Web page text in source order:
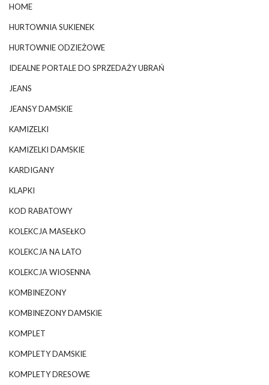
HOME
HURTOWNIA SUKIENEK
HURTOWNIE ODZIEŻOWE
IDEALNE PORTALE DO SPRZEDAŻY UBRAŃ
JEANS
JEANSY DAMSKIE
KAMIZELKI
KAMIZELKI DAMSKIE
KARDIGANY
KLAPKI
KOD RABATOWY
KOLEKCJA MASEŁKO
KOLEKCJA NA LATO
KOLEKCJA WIOSENNA
KOMBINEZONY
KOMBINEZONY DAMSKIE
KOMPLET
KOMPLETY DAMSKIE
KOMPLETY DRESOWE